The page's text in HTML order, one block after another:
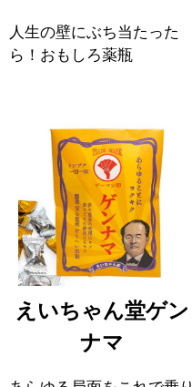
人生の壁にぶち当たった
ら！おもしろ薬瓶
えいちゃん堂ゲン
ナマ